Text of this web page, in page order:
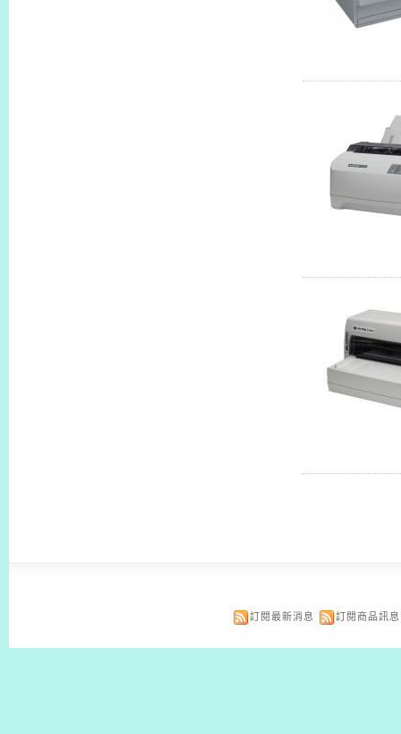
訂閱最新消息 訂閱商品訊息